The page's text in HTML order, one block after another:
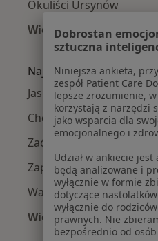
Okuliści Ursynów
Więcej (14)
Więcej w
Najczęście leczone
Jaskra w Warszawie
Choroby oczu w
Zaćma w Warszawie
Zapalenie spojówek w
Wady wzroku w
Więcej (15)
Więcej w
Dobrostan
sztuczna
Niniejsza ankieta,
zespół Patient Care
lepsze zrozumienie,
korzystają z narzędzi
jako wsparcia dla
emocjonalnego i
Udział w ankiecie
będą analizowane i
wyłącznie w formie
dotyczące
wyłącznie do
prawnych. Nie
bezpośrednio od